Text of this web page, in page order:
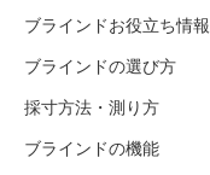
ブラインドお役立ち情報
ブラインドの選び方
採寸方法・測り方
ブラインドの機能